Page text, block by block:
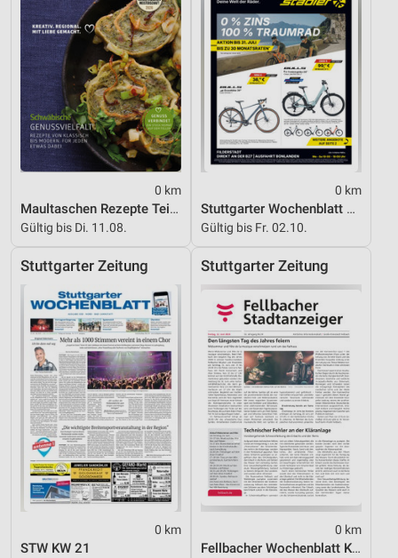
0 km
Maultaschen Rezepte Teil 2
Gültig bis Di. 11.08.
0 km
Stuttgarter Wochenblatt KW 27_2026
Gültig bis Fr. 02.10.
Stuttgarter Zeitung
0 km
STW KW 21
Stuttgarter Zeitung
0 km
Fellbacher Wochenblatt KW 24_2026